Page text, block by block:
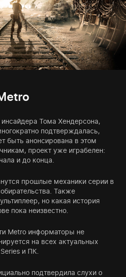
Тома Хендерсона,
подтверждалась,
быть анонсирована в этом
проект уже играбелен:
и до конца.
прошлые механики серии в
Также
но какая история
пока неизвестно.
Metro информаторы не
на всех актуальных
и ПК.
подтвердила слухи о